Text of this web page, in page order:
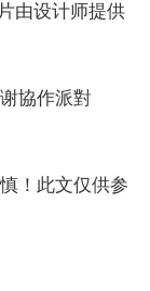
由设计师提供
協作派對
！此文仅供参